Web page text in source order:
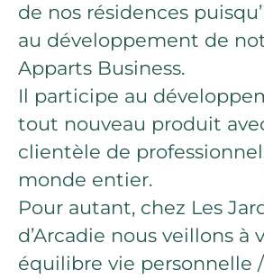
de nos résidences
au développement de
Apparts Business.
Il participe au
tout nouveau produit
clientèle de
monde entier.
Pour autant, chez Les
d’Arcadie nous veillons à
équilibre vie personnelle